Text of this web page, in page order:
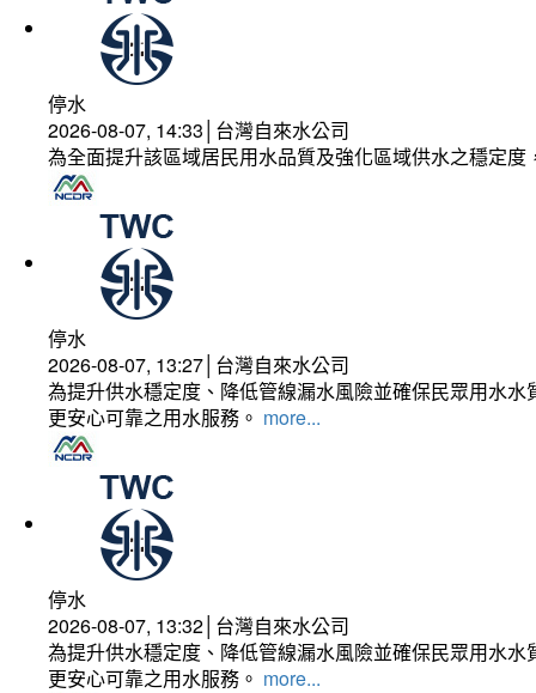
停水
2026-08-07, 14:33│台灣自來水公司
為全面提升該區域居民用水品質及強化區域供水之穩定
停水
2026-08-07, 13:27│台灣自來水公司
為提升供水穩定度、降低管線漏水風險並確保民眾用水
更安心可靠之用水服務。 more...
停水
2026-08-07, 13:32│台灣自來水公司
為提升供水穩定度、降低管線漏水風險並確保民眾用水
更安心可靠之用水服務。 more...